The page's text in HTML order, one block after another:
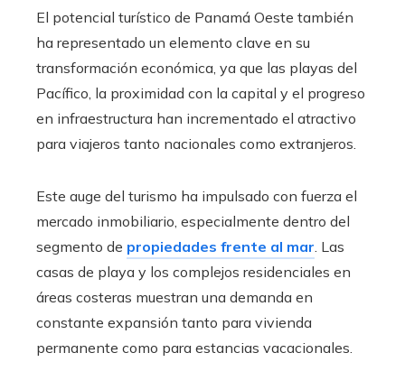
El potencial turístico de Panamá Oeste también
ha representado un elemento clave en su
transformación económica, ya que las playas del
Pacífico, la proximidad con la capital y el progreso
en infraestructura han incrementado el atractivo
para viajeros tanto nacionales como extranjeros.
Este auge del turismo ha impulsado con fuerza el
mercado inmobiliario, especialmente dentro del
segmento de propiedades frente al mar. Las
casas de playa y los complejos residenciales en
áreas costeras muestran una demanda en
constante expansión tanto para vivienda
permanente como para estancias vacacionales.